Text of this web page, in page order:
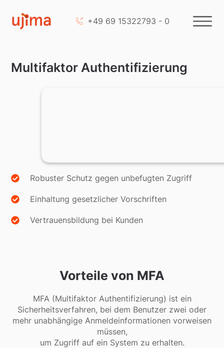
+49 69 15322793 - 0
Multifaktor Authentifizierung
Robuster Schutz gegen unbefugten Zugriff
Einhaltung gesetzlicher Vorschriften
Vertrauensbildung bei Kunden
Vorteile von MFA
MFA (Multifaktor Authentifizierung) ist ein
Sicherheitsverfahren, bei dem Benutzer zwei oder
mehr unabhängige Anmeldeinformationen vorweisen
müssen,
um Zugriff auf ein System zu erhalten.